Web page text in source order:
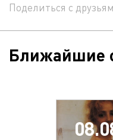
Поделиться с
Ближайшие